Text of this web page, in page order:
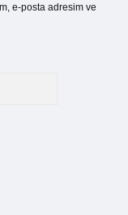
e-posta adresim ve